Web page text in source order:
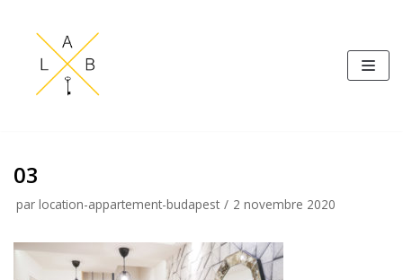
Aller
contenu
03
par location-appartement-budapest 2 novembre 2020